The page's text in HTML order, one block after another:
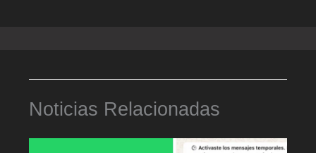
Noticias Relacionadas